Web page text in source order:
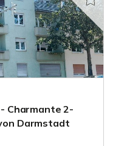
Charmante 2-
Darmstadt